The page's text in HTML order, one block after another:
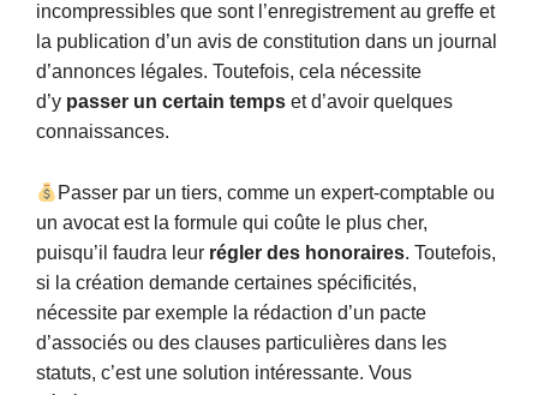
incompressibles que sont l’enregistrement au greffe et
la publication d’un avis de constitution dans un journal
d’annonces légales. Toutefois, cela nécessite
d’y passer un certain temps et d’avoir quelques
connaissances.
Passer par un tiers, comme un expert-comptable ou
un avocat est la formule qui coûte le plus cher,
puisqu’il faudra leur régler des honoraires. Toutefois,
si la création demande certaines spécificités,
nécessite par exemple la rédaction d’un pacte
d’associés ou des clauses particulières dans les
statuts, c’est une solution intéressante. Vous